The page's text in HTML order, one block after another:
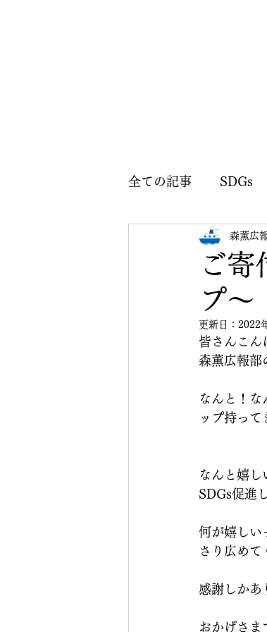
全ての記事 SDGs
森薫広報部のお知
ご寄
プ〜
森薫広
更新日： 2022
皆さんこん
森薫広報
なんと！
ップ持っ
なんと嬉し
SDGs促進
何が嬉しい
さり広めて
感謝しかあ
おかげさま